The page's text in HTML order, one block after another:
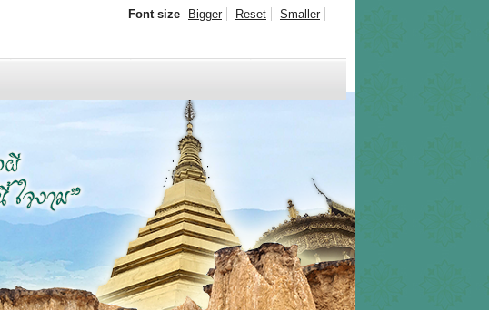
Font size Bigger Reset Smaller